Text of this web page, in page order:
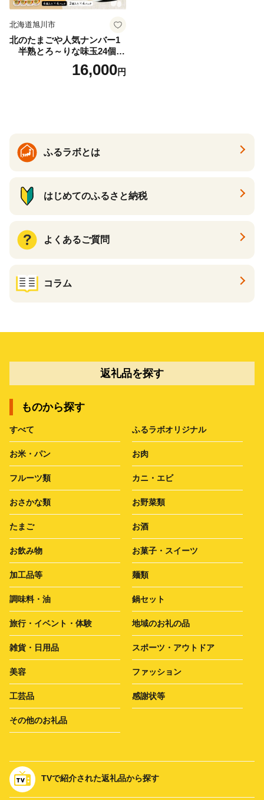
北海道旭川市
北のたまごや人気ナンバー1
半熟とろ～りな味玉24個入
16,000円
ふるラボとは
はじめてのふるさと納税
よくあるご質問
コラム
返礼品を探す
ものから探す
すべて ふるラボオリジナル
お米・パン お肉
フルーツ類 カニ・エビ
おさかな類 お野菜類
たまご お酒
お飲み物 お菓子・スイーツ
加工品等 麺類
調味料・油 鍋セット
旅行・イベント・体験 地域のお礼の品
雑貨・日用品 スポーツ・アウトドア
美容 ファッション
工芸品 感謝状等
その他のお礼品
TVで紹介された返礼品から探す